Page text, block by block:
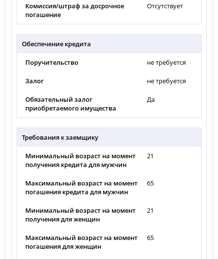
Комиссия/штраф за досрочное
погашение
Отсутствует
Обеспечение кредита
Поручительство не требуется
Залог не требуется
Обязательный залог
приобретаемого имущества
Да
Требования к заемщику
Минимальный возраст на момент
получения кредита для мужчин
21
Максимальный возраст на момент
погашения кредита для мужчин
65
Минимальный возраст на момент
получения для женщин
21
Максимальный возраст на момент
погашения для женщин
65